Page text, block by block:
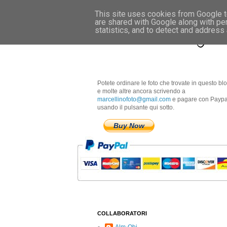
Marcellino
Potete ordinare le foto che trovate in questo
e molte altre ancora scrivendo a
marcellinofoto@gmail.com e pagare con
usando il pulsante qui sotto.
Buy Now
COLLABORATORI
This site uses cookies from Google
are shared with Google along with
statistics, and to detect and address